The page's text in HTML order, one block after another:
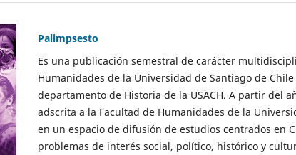
Palimpsesto
Es una publicación semestral de carácter
Humanidades de la Universidad de Santiago de
departamento de Historia de la USACH. A partir del
adscrita a la Facultad de Humanidades de la
en un espacio de difusión de estudios centrados en
problemas de interés social, político, histórico y